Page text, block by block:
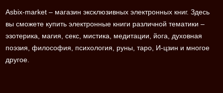
Asbix-market – магазин эксклюзивных электронных книг. Здесь
вы сможете купить электронные книги различной тематики –
эзотерика, магия, секс, мистика, медитации, йога, духовная
поэзия, философия, психология, руны, таро, И-цзин и многое
другое.